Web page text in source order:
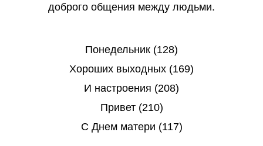
доброго общения между людьми.
Понедельник (128)
Хороших выходных (169)
И настроения (208)
Привет (210)
С Днем матери (117)